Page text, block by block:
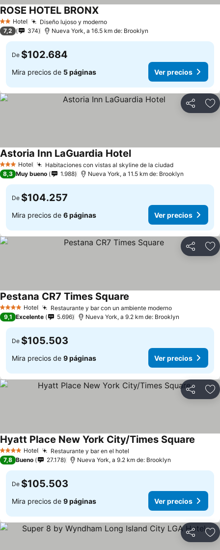
2 Estrellas
Hotel Diseño lujoso y modernoVer precios
ROSE HOTEL BRONXVer precios
7,2 374 Nueva York, a 16.5 km de: Brooklyn
De $102.684
Mira precios de 5 páginas Ver precios
Compartir
3 Estrellas
Hotel Habitaciones con vistas al skyline de la ciudadVer precios
Astoria Inn LaGuardia HotelVer precios
8,3 Muy bueno 1.988 Nueva York, a 11.5 km de: Brooklyn
De $104.257
Mira precios de 6 páginas Ver precios
Compartir
4 EstrellasHotel Restaurante y bar con un ambiente modernoVer precios
Pestana CR7 Times Square
9,1 Excelente 5.696 Nueva York, a 9.2 km de: Brooklyn
De $105.503
Mira precios de 9 páginas Ver precios
Compartir
4 EstrellasHotel Restaurante y bar en el hotel
Hyatt Place New York City/Times Square
7,8 Bueno 27.178 Nueva York, a 9.2 km de: Brooklyn
De $105.503
Mira precios de 9 páginas Ver precios
Compartir